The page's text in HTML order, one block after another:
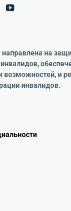
на
возможностей, и
инвалидов.